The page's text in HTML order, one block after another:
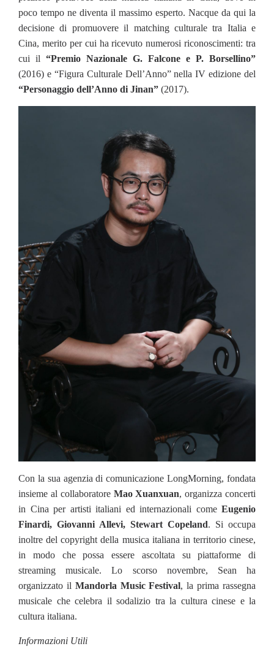
poco tempo ne diventa il massimo esperto. Nacque da qui la
decisione di promuovere il matching culturale tra Italia e
Cina, merito per cui ha ricevuto numerosi riconoscimenti: tra
cui il “Premio Nazionale G. Falcone e P. Borsellino”
(2016) e “Figura Culturale Dell’Anno” nella IV edizione del
“Personaggio dell’Anno di Jinan” (2017).
Con la sua agenzia di comunicazione LongMorning, fondata
insieme al collaboratore Mao Xuanxuan, organizza concerti
in Cina per artisti italiani ed internazionali come Eugenio
Finardi, Giovanni Allevi, Stewart Copeland. Si occupa
inoltre del copyright della musica italiana in territorio cinese,
in modo che possa essere ascoltata su piattaforme di
streaming musicale. Lo scorso novembre, Sean ha
organizzato il Mandorla Music Festival, la prima rassegna
musicale che celebra il sodalizio tra la cultura cinese e la
cultura italiana.
Informazioni Utili